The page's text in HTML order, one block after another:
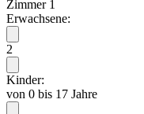
Zimmer 1
Erwachsene:
2
Kinder:
von 0 bis 17 Jahre